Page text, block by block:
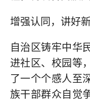
增强认同，讲好
自治区铸牢中华
进社区、校园等
了一个个感人至
族干部群众自觉